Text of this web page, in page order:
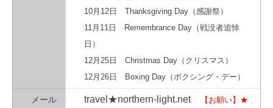
10月12日 Thanksgiving Day（感謝祭）
11月11日 Remembrance Day（戦没者追悼
日）
12月25日 Christmas Day（クリスマス）
12月26日 Boxing Day（ボクシング・デー）
メール travel★northern-light.net
【お願い】★